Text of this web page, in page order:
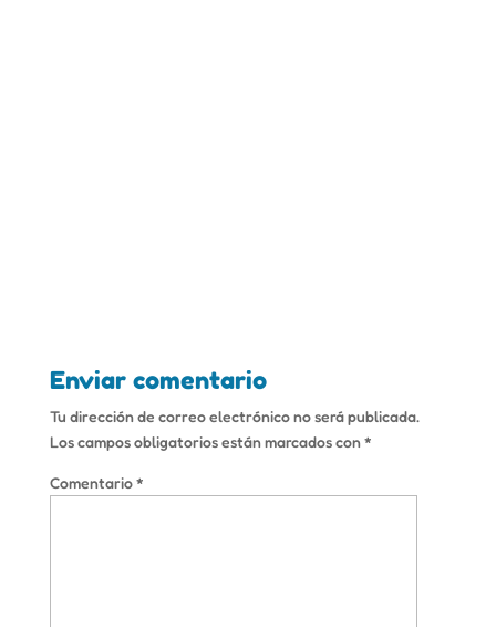
Enviar comentario
Tu dirección de correo electrónico no será publicada.
Los campos obligatorios están marcados con*
Comentario*